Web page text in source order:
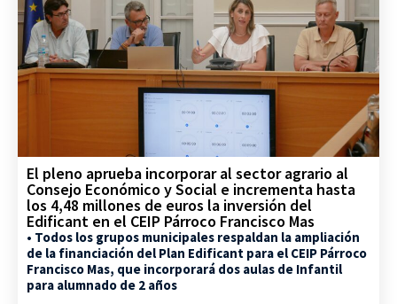
El pleno aprueba incorporar al sector agrario al
Consejo Económico y Social e incrementa hasta
los 4,48 millones de euros la inversión del
Edificant en el CEIP Párroco Francisco Mas
• Todos los grupos municipales respaldan la ampliación
de la financiación del Plan Edificant para el CEIP Párroco
Francisco Mas, que incorporará dos aulas de Infantil
para alumnado de 2 años